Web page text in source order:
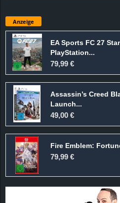
Anzeige
EA Sports FC 27
PlayStation...
79,99 €
Assassin’s Creed
Launch...
49,00 €
Fire Emblem:
79,99 €